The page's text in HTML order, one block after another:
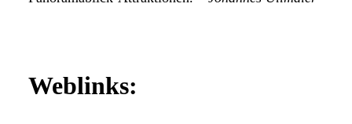
Weblinks: